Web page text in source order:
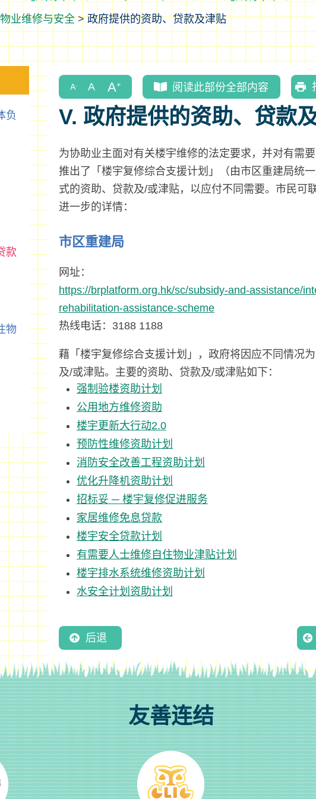
物业维修与安全>政府提供的资助、贷款及津贴
阅读此部份全部内容
V. 政府提供的资助、贷款
为协助业主面对有关楼宇维修的法定要求，并对有需
推出了「楼宇复修综合支援计划」（由市区重建局统
式的资助、贷款及/或津贴，以应付不同需要。市民可
进一步的详情：
市区重建局
网址：
https://brplatform.org.hk/sc/subsidy-and-assistance/
rehabilitation-assistance-scheme
热线电话：3188 1188
藉「楼宇复修综合支援计划」，政府将因应不同情况
及/或津贴。主要的资助、贷款及/或津贴如下：
强制验楼资助计划
公用地方维修资助
楼宇更新大行动2.0
预防性维修资助计划
消防安全改善工程资助计划
优化升降机资助计划
招标妥 ─ 楼宇复修促进服务
家居维修免息贷款
楼宇安全贷款计划
有需要人士维修自住物业津贴计划
楼宇排水系统维修资助计划
水安全计划资助计划
后退
负
款
物
友善连结